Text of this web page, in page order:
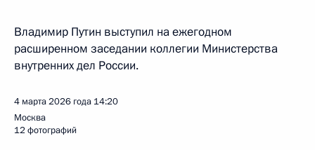
Владимир Путин выступил на ежегодном
расширенном заседании коллегии Министерства
внутренних дел России.
4 марта 2026 года 14:20
Москва
12 фотографий